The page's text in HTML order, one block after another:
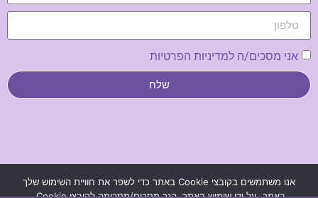
אני מסכים/ה למדיניות הפרטיות
שלח
אנו משתמשים בקובצי Cookie באתר כדי לשפר את חוויית השימוש שלך